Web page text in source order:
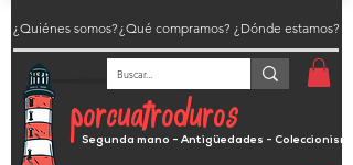
porcuatroduros
Segunda mano - Antigüedades - Coleccionismo
¿Dónde estamos?
¿Quiénes somos?¿Qué compramos?